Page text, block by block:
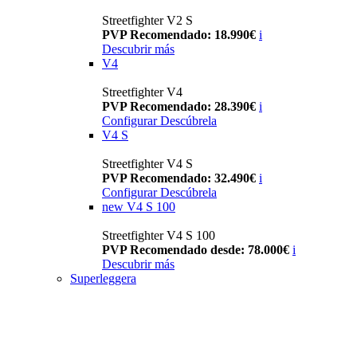
Streetfighter V2 S
PVP Recomendado: 18.990€ i
Descubrir más
V4
Streetfighter V4
PVP Recomendado: 28.390€ i
Configurar Descúbrela
V4 S
Streetfighter V4 S
PVP Recomendado: 32.490€ i
Configurar Descúbrela
new V4 S 100
Streetfighter V4 S 100
PVP Recomendado desde: 78.000€ i
Descubrir más
Superleggera